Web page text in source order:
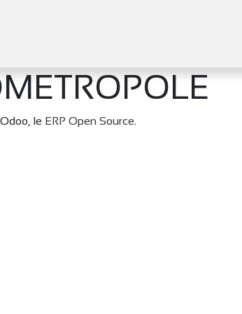
le ERP Open Source.